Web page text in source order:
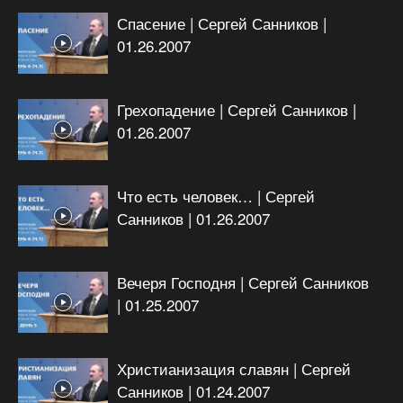
Спасение | Сергей Санников |
01.26.2007
Грехопадение | Сергей Санников |
01.26.2007
Что есть человек… | Сергей
Санников | 01.26.2007
Вечеря Господня | Сергей Санников
| 01.25.2007
Христианизация славян | Сергей
Санников | 01.24.2007